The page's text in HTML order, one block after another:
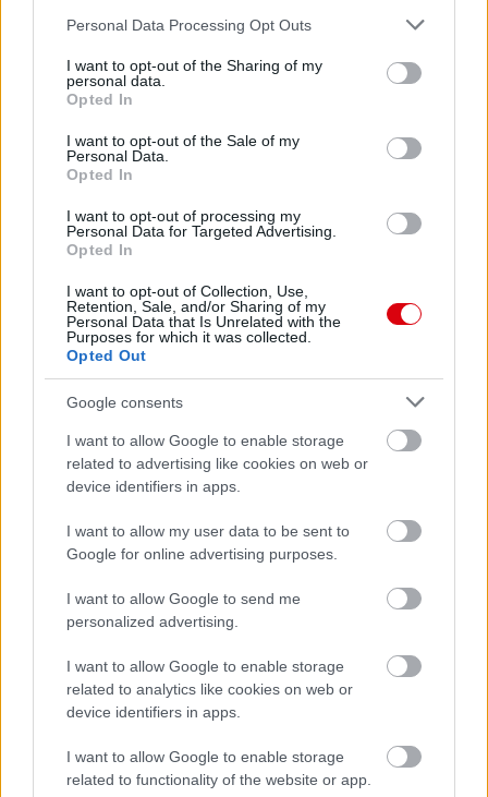
Please note that this website/app uses one or more Google
not limited to your visit or usage behaviour. You may click to
grant or deny consent to Google and its third-party tags to
use your data for below specified purposes in below Google
consent section.
Personal Data Processing Opt Outs
I want to opt-out of the Sharing of my
personal data.
Opted In
I want to opt-out of the Sale of my
Personal Data.
Opted In
I want to opt-out of processing my
Personal Data for Targeted Advertising.
Opted In
I want to opt-out of Collection, Use,
Retention, Sale, and/or Sharing of my
Personal Data that Is Unrelated with the
Purposes for which it was collected.
Opted Out
Google consents
I want to allow Google to enable storage
related to advertising like cookies on web or
device identifiers in apps.
I want to allow my user data to be sent to
Google for online advertising purposes.
I want to allow Google to send me
personalized advertising.
I want to allow Google to enable storage
related to analytics like cookies on web or
device identifiers in apps.
I want to allow Google to enable storage
related to functionality of the website or app.
Manchester United
Felkészülési szezon 4. mérkőzés
Nya Ullevi, Göteborg
1 nap 15 óra 44 perc 19 másodperc
Leeds Unitedvs Manchester United2026-08-12 20:30
ELŐZŐ MÉRKŐZÉSEK
Támogatás
Támogasd adományoddal
a ManUtdFanatics.hu működését!
Kapcsolódó hírek